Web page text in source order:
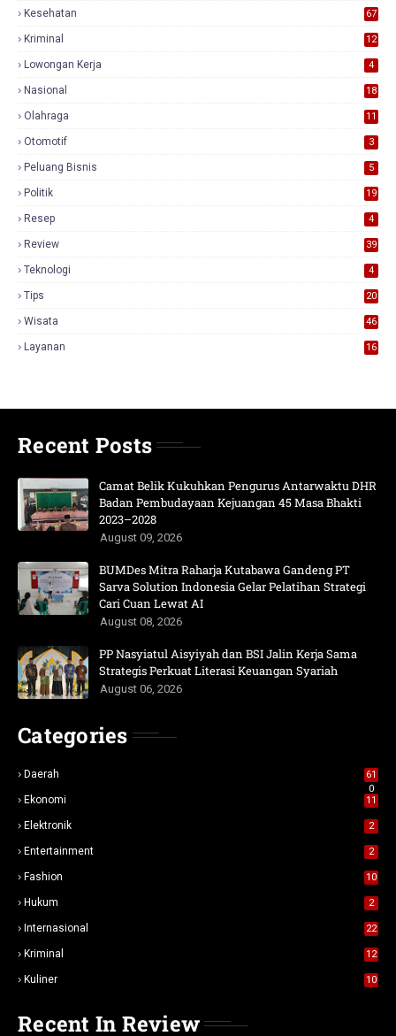
Kesehatan 67
Kriminal 12
Lowongan Kerja 4
Nasional
18
Olahraga 11
Otomotif 3
Peluang Bisnis 5
Politik 19
Resep 4
Review
39
Teknologi 4
Tips 20
Wisata 46
Layanan 16
Recent Posts
Camat Belik Kukuhkan Pengurus Antarwaktu DHR
Badan Pembudayaan Kejuangan 45 Masa Bhakti
2023–2028
August 09, 2026
BUMDes Mitra Raharja Kutabawa Gandeng PT
Sarva Solution Indonesia Gelar Pelatihan Strategi
Cari Cuan Lewat AI
August 08, 2026
PP Nasyiatul Aisyiyah dan BSI Jalin Kerja Sama
Strategis Perkuat Literasi Keuangan Syariah
August 06, 2026
Categories
Daerah
61
0
Ekonomi 11
Elektronik 2
Entertainment 2
Fashion 10
Hukum 2
Internasional 22
Kriminal 12
Kuliner 10
Recent In Review